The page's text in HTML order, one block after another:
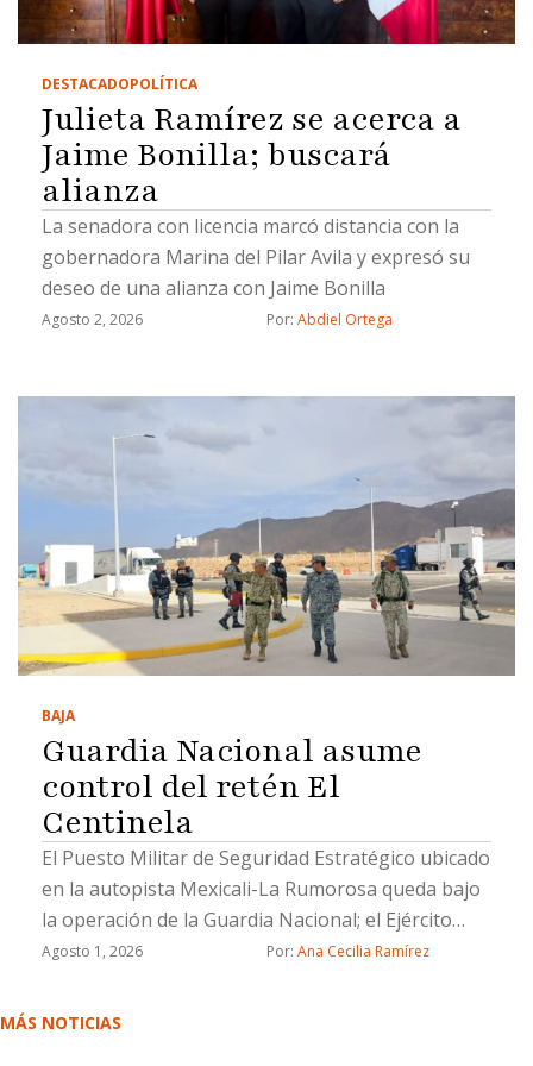
DESTACADOPOLÍTICA
Julieta Ramírez se acerca a
Jaime Bonilla; buscará
alianza
La senadora con licencia marcó distancia con la
gobernadora Marina del Pilar Avila y expresó su
deseo de una alianza con Jaime Bonilla
Agosto 2, 2026 Por: Abdiel Ortega
BAJA
Guardia Nacional asume
control del retén El
Centinela
El Puesto Militar de Seguridad Estratégico ubicado
en la autopista Mexicali-La Rumorosa queda bajo
la operación de la Guardia Nacional; el Ejército
brindará apoyo temporal durante la transición
Agosto 1, 2026 Por: Ana Cecilia Ramírez
MÁS NOTICIAS